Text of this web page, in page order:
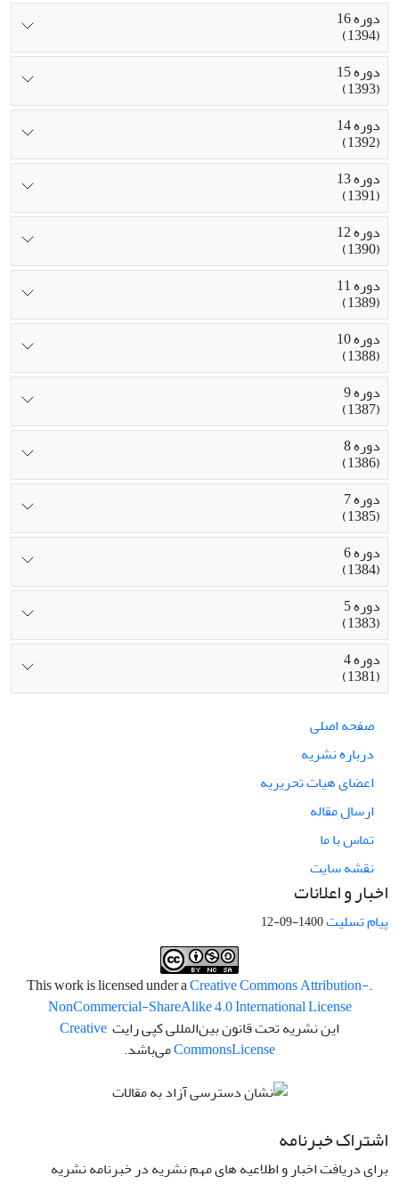
دوره 16
(1394)
دوره 15
(1393)
دوره 14
(1392)
دوره 13
(1391)
دوره 12
(1390)
دوره 11
(1389)
دوره 10
(1388)
دوره 9
(1387)
دوره 8
(1386)
دوره 7
(1385)
دوره 6
(1384)
دوره 5
(1383)
دوره 4
(1381)
صفحه اصلی
درباره نشریه
اعضای هیات تحریریه
ارسال مقاله
تماس با ما
نقشه سایت
اخبار و اعلانات
پیام تسلیت1400-09-12
.This work is licensed under a
Creative Commons Attribution-
NonCommercial-ShareAlike 4.0 International License
این نشریه تحت قانون بین‌المللی کپی رایت Creative
CommonsLicense می‌باشد.
اشتراک خبرنامه
برای دریافت اخبار و اطلاعیه های مهم نشریه در خبرنامه نشریه